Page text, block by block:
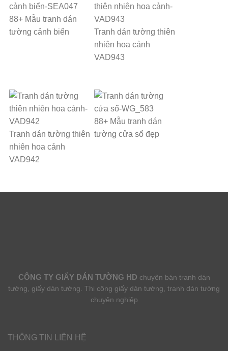
88+ Mẫu tranh dán
tường cảnh biển
Tranh dán tường thiên
nhiên hoa cảnh
VAD943
Tranh dán tường thiên
nhiên hoa cảnh
VAD942
88+ Mẫu tranh dán
tường cửa sổ đẹp
CÔNG TY GIẤY DÁN TƯỜNG HD chuyên bán tranh dán
tường, giấy dán tường. Thi công giấy dán tường, tranh dán tường
chuyên nghiệp
THÔNG TIN LIÊN HỆ